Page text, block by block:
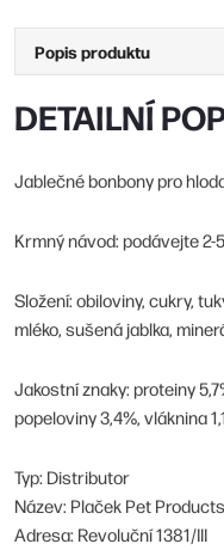
Popis produktu
DETAILNÍ
Jablečné bonbony pro
Krmný návod: podávejte 2-
Složení: obiloviny, cukry,
mléko, sušená jablka,
Jakostní znaky: proteiny
popeloviny 3,4%, vláknina
Typ: Distributor
Název: Plaček Pet
Adresa: Revoluční 1381/III